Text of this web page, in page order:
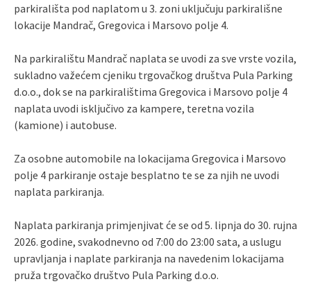
parkirališta pod naplatom u 3. zoni uključuju parkirališne
lokacije Mandrač, Gregovica i Marsovo polje 4.
Na parkiralištu Mandrač naplata se uvodi za sve vrste vozila,
sukladno važećem cjeniku trgovačkog društva Pula Parking
d.o.o., dok se na parkiralištima Gregovica i Marsovo polje 4
naplata uvodi isključivo za kampere, teretna vozila
(kamione) i autobuse.
Za osobne automobile na lokacijama Gregovica i Marsovo
polje 4 parkiranje ostaje besplatno te se za njih ne uvodi
naplata parkiranja.
Naplata parkiranja primjenjivat će se od 5. lipnja do 30. rujna
2026. godine, svakodnevno od 7:00 do 23:00 sata, a uslugu
upravljanja i naplate parkiranja na navedenim lokacijama
pruža trgovačko društvo Pula Parking d.o.o.